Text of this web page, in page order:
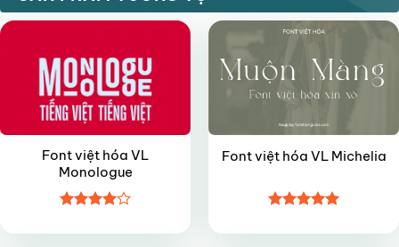
Font việt hóa VL
Monologue
xếp hạng
Font việt hóa VL Michelia
hạng55